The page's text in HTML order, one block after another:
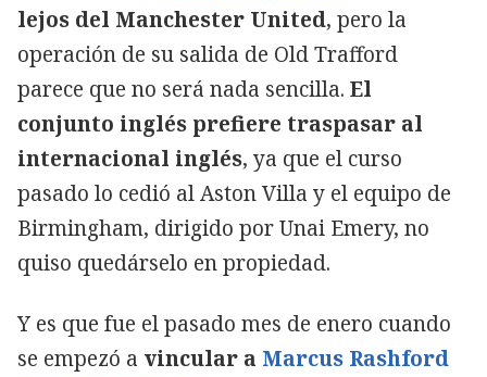
lejos del Manchester United, pero la
operación de su salida de Old Trafford
parece que no será nada sencilla. El
conjunto inglés prefiere traspasar al
internacional inglés, ya que el curso
pasado lo cedió al Aston Villa y el equipo de
Birmingham, dirigido por Unai Emery, no
quiso quedárselo en propiedad.
Y es que fue el pasado mes de enero cuando
se empezó a vincular a Marcus Rashford